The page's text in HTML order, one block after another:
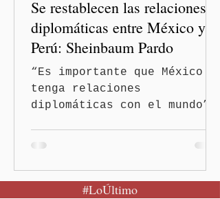
hombres y personas adultas
mayores.
Se restablecen las relaciones
diplomáticas entre México y
Perú: Sheinbaum Pardo
“Es importante que México
tenga relaciones
diplomáticas con el mundo”,
Sheinbaum Pardo anunció el
restablecimiento de las
#LoÚltimo